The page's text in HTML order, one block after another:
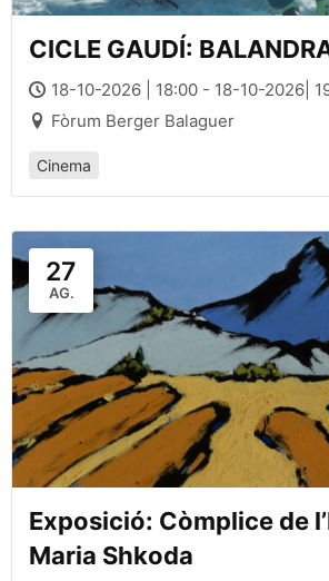
CICLE GAUDÍ:
18-10-2026 | 18:00 - 18-10-2026|
Fòrum Berger Balaguer
Cinema
27
AG.
Exposició: Còmplice de
Maria Shkoda